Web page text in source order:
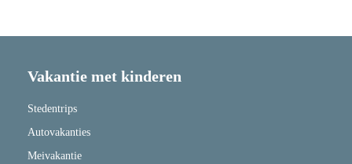
Vakantie met kinderen
Stedentrips
Autovakanties
Meivakantie